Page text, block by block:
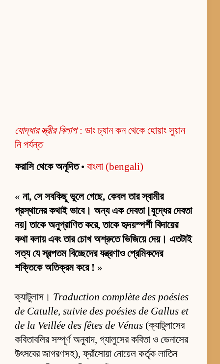
যোদ্ধার স্ত্রীর বিলাপ: ডাং চ্যান কন থেকে হোয়াং সুয়ান
নি পর্যন্ত
ফরাসি থেকে অনূদিত• বাংলা (bengali)
« না, সে সবকিছু ভুলে গেছে, কেবল তার স্বামীর
প্রস্থানের কথাই ভাবে। অন্য এক দেবতা [যুদ্ধের দেবতা
নয়] তাকে অনুপ্রাণিত করে, তাকে হৃদয়স্পর্শী বিদায়ের
কথা বলায় এবং তার চোখ অশ্রুতে ভিজিয়ে দেয়। এতটাই
সত্য যে স্বল্পতম বিচ্ছেদের যন্ত্রণাও প্রেমিকদের
শক্তিকে অতিক্রম করে ! »
ক্যাটুলাস। Traduction complète des poésies
de Catulle, suivie des poésies de Gallus et
de la Veillée des fêtes de Vénus (ক্যাটুলাসের
কবিতাবলির সম্পূর্ণ অনুবাদ, গ্যালুসের কবিতা ও ভেনাসের
উৎসবের জাগরণসহ), ফ্রাঁসোয়া নোয়েল কর্তৃক লাতিন